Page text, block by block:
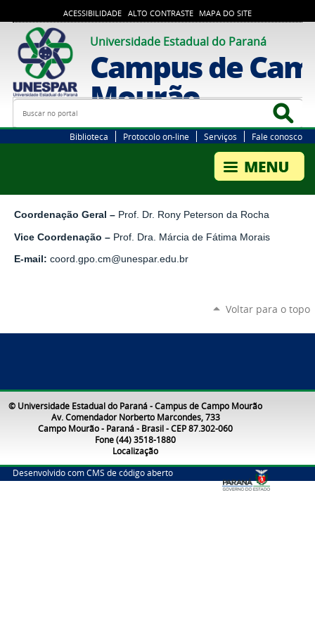
ACESSIBILIDADE ALTO CONTRASTE MAPA DO SITE
Universidade Estadual do Paraná
Campus de
Mourão
Busca
Biblioteca Protocolo on-line Serviços Fale conosco
Coordenação Geral – Prof. Dr. Rony Peterson da Rocha
Vice Coordenação – Prof. Dra. Márcia de Fátima Morais
E-mail: coord.gpo.cm@unespar.edu.br
Voltar para o topo
© Universidade Estadual do Paraná - Campus de Campo Mourão
Av. Comendador Norberto Marcondes, 733
Campo Mourão - Paraná - Brasil - CEP 87.302-060
Fone (44) 3518-1880
Localização
Desenvolvido com CMS de código aberto